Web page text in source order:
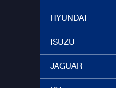
HYUNDAI
ISUZU
JAGUAR